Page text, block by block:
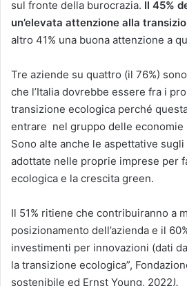
sul fronte della burocrazia. Il 45%
un’elevata attenzione alla
altro 41% una buona attenzione a
Tre aziende su quattro (il 76%)
che l’Italia dovrebbe essere fra i
transizione ecologica perché
entrare nel gruppo delle economie
Sono alte anche le aspettative
adottate nelle proprie imprese per
ecologica e la crescita green.
Il 51% ritiene che contribuiranno a
posizionamento dell’azienda e il
investimenti per innovazioni (dati
la transizione ecologica”,
sostenibile ed Ernst Young, 2022).